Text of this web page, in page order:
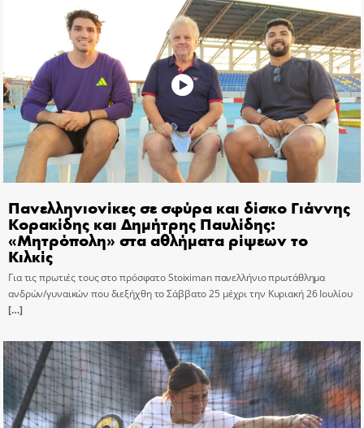
Πανελληνιονίκες σε σφύρα και δίσκο Γιάννης
Κορακίδης και Δημήτρης Παυλίδης:
«Μητρόπολη» στα αθλήματα ρίψεων το
Κιλκίς
Για τις πρωτιές τους στο πρόσφατο Stoiximan πανελλήνιο πρωτάθλημα
ανδρών/γυναικών που διεξήχθη το Σάββατο 25 μέχρι την Κυριακή 26 Ιουλίου
[…]